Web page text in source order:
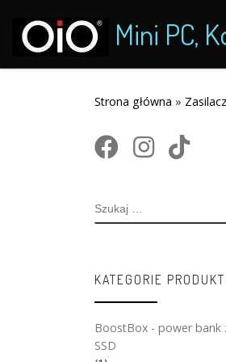
Przejdź do treści Mini PC,
Strona główna »
SZUKAJ
KATEGORIE
BoostBox - power bank
SSD